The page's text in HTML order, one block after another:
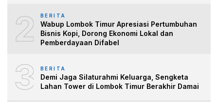
2 BERITA
Wabup Lombok Timur Apresiasi Pertumbuhan
Bisnis Kopi, Dorong Ekonomi Lokal dan
Pemberdayaan Difabel
3 BERITA
Demi Jaga Silaturahmi Keluarga, Sengketa
Lahan Tower di Lombok Timur Berakhir Damai